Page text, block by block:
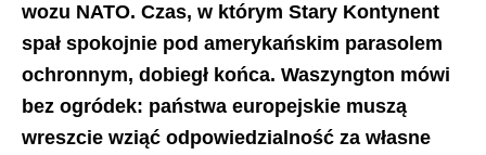
wozu NATO. Czas, w którym Stary Kontynent
spał spokojnie pod amerykańskim parasolem
ochronnym, dobiegł końca. Waszyngton mówi
bez ogródek: państwa europejskie muszą
wreszcie wziąć odpowiedzialność za własne